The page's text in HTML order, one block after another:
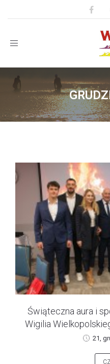
Toggle navigation
Świąteczna aura i
Wigilia
21,